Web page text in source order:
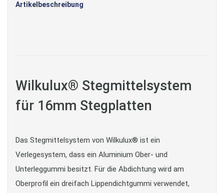
Artikelbeschreibung
Wilkulux® Stegmittelsystem
für 16mm Stegplatten
Das Stegmittelsystem von Wilkulux® ist ein
Verlegesystem, dass ein Aluminium Ober- und
Unterleggummi besitzt. Für die Abdichtung wird am
Oberprofil ein dreifach Lippendichtgummi verwendet,